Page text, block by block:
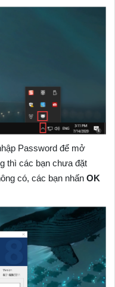
Password để mở
thì các bạn chưa đặt
có, các bạn nhấnOK